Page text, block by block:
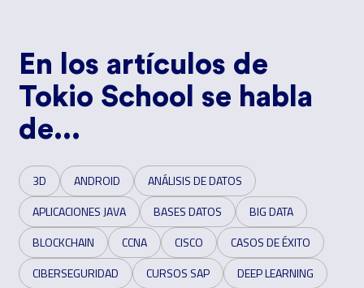
En los artículos de
Tokio School se habla
de...
3D ANDROID
ANÁLISIS DE DATOS
APLICACIONES JAVA
BASES DATOS
BIG DATA
BLOCKCHAIN
CCNA CISCO
CASOS DE ÉXITO
CIBERSEGURIDAD
CURSOS SAP
DEEP LEARNING